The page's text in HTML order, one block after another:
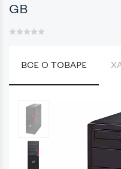
GB
ВСЕ О ТОВАРЕ